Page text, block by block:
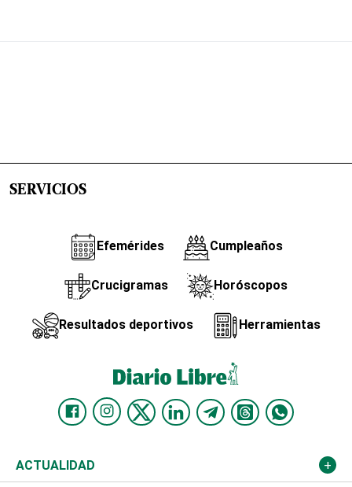
SERVICIOS
Efemérides Cumpleaños
Crucigramas Horóscopos
Resultados deportivos Herramientas
ACTUALIDAD